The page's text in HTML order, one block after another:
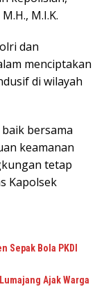
M.I.K.
dan
menciptakan
di wilayah
bersama
keamanan
tetap
Kapolsek
Sepak Bola PKDI
Ajak Warga